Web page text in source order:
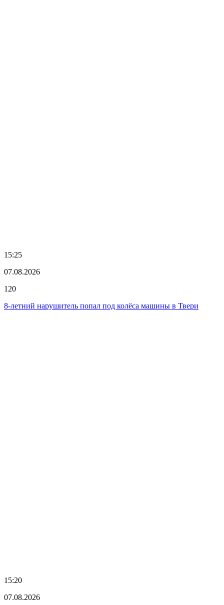
15:25
07.08.2026
120
8-летний нарушитель попал под колёса машины в Твери
15:20
07.08.2026